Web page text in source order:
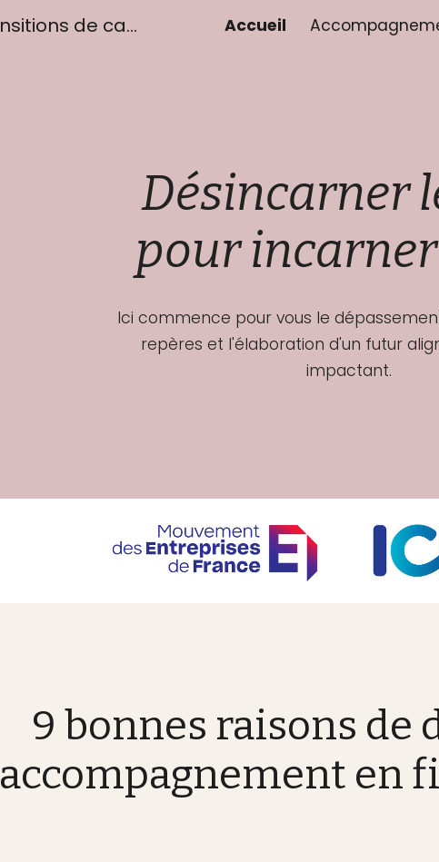
Skip to main content
Maud Lardeau - Transitions de carrière Accueil
Désincarner
pour
Ici commence pour vous le
repères et l'élaboration d'un futur
impactant.
9 bonnes raisons de
accompagnement en